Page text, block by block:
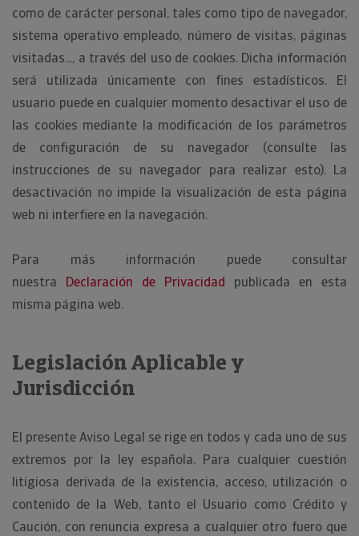
como de carácter personal, tales como tipo de navegador,
sistema operativo empleado, número de visitas, páginas
visitadas..., a través del uso de cookies. Dicha información
será utilizada únicamente con fines estadísticos. El
usuario puede en cualquier momento desactivar el uso de
las cookies mediante la modificación de los parámetros
de configuración de su navegador (consulte las
instrucciones de su navegador para realizar esto). La
desactivación no impide la visualización de esta página
web ni interfiere en la navegación.
Para más información puede consultar
nuestra Declaración de Privacidad publicada en esta
misma página web.
Legislación Aplicable y
Jurisdicción
El presente Aviso Legal se rige en todos y cada uno de sus
extremos por la ley española. Para cualquier cuestión
litigiosa derivada de la existencia, acceso, utilización o
contenido de la Web, tanto el Usuario como Crédito y
Caución, con renuncia expresa a cualquier otro fuero que